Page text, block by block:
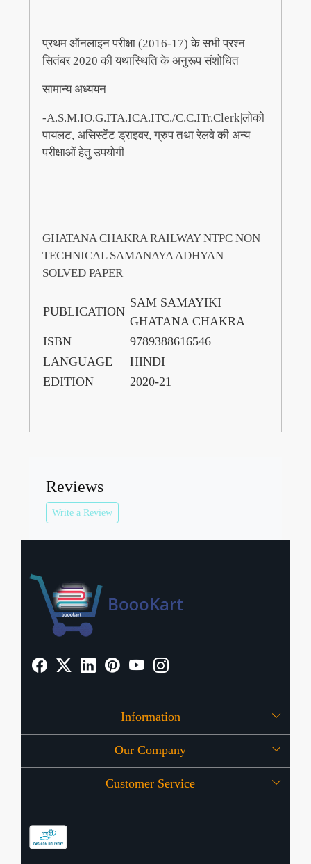
प्रथम ऑनलाइन परीक्षा (2016-17) के सभी प्रश्न
सितंबर 2020 की यथास्थिति के अनुरूप संशोधित
सामान्य अध्ययन
-A.S.M.IO.G.ITA.ICA.ITC./C.C.ITr.Clerk|लोको
पायलट, असिस्टेंट ड्राइवर, ग्रुप तथा रेलवे की अन्य
परीक्षाओं हेतु उपयोगी
GHATANA CHAKRA RAILWAY NTPC NON
TECHNICAL SAMANAYA ADHYAN
SOLVED PAPER
PUBLICATION
SAM SAMAYIKI
GHATANA CHAKRA
ISBN
9789388616546
LANGUAGE
HINDI
EDITION
2020-21
Reviews
Write a Review
Information
About Us
OFFERS
Our Company
Press Release
Customer Service